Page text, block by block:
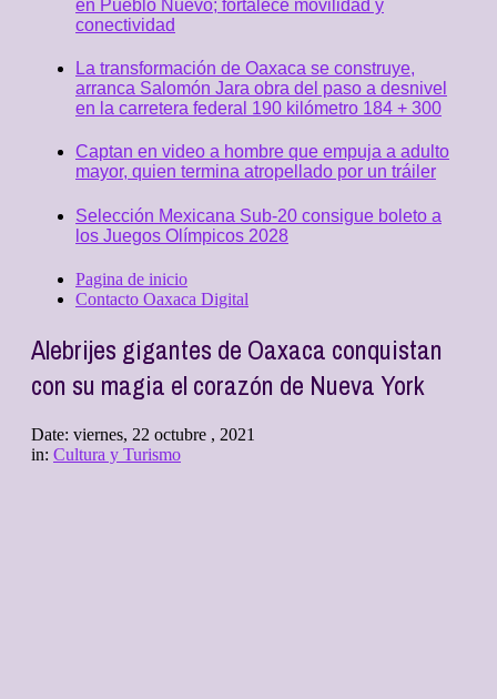
en Pueblo Nuevo; fortalece movilidad y
conectividad
La transformación de Oaxaca se construye,
arranca Salomón Jara obra del paso a desnivel
en la carretera federal 190 kilómetro 184 + 300
Captan en video a hombre que empuja a adulto
mayor, quien termina atropellado por un tráiler
Selección Mexicana Sub-20 consigue boleto a
los Juegos Olímpicos 2028
Pagina de inicio
Contacto Oaxaca Digital
Alebrijes gigantes de Oaxaca conquistan
con su magia el corazón de Nueva York
Date: viernes, 22 octubre , 2021
in: Cultura y Turismo